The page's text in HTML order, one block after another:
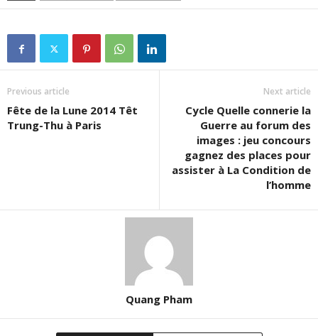
Previous article
Fête de la Lune 2014 Têt
Trung-Thu à Paris
Next article
Cycle Quelle connerie la
Guerre au forum des
images : jeu concours
gagnez des places pour
assister à La Condition de
l’homme
Quang Pham